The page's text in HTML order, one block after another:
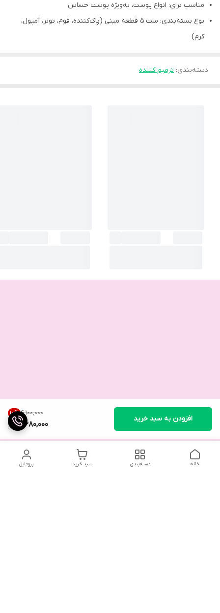
۴٬۱۰۰٬۰۰۰ 10%
3,680,000
افزودن به سبد خرید
مناسب برای: انواع پوست، به‌ویژه پوست حساس
نوع بسته‌بندی: ست ۵ قطعه مینی (پاک‌کننده، فوم، تونر، آمپول،
کرم)
دسته‌بندی: ترمیم کننده
پروفایل سبد خرید دسته‌بندی خانه